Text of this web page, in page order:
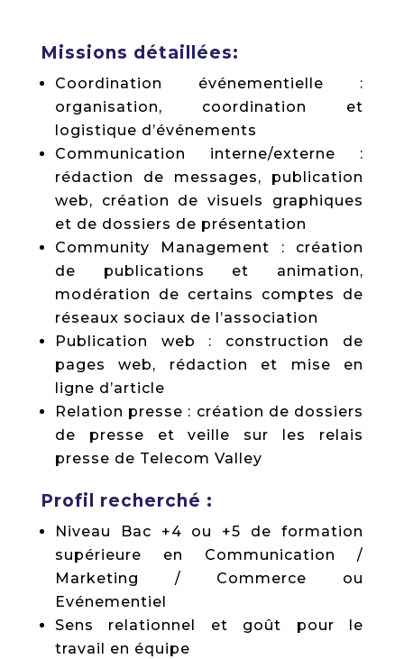
Missions détaillées:
Coordination événementielle :
organisation, coordination et
logistique d’événements
Communication interne/externe :
rédaction de messages, publication
web, création de visuels graphiques
et de dossiers de présentation
Community Management : création
de publications et animation,
modération de certains comptes de
réseaux sociaux de l’association
Publication web : construction de
pages web, rédaction et mise en
ligne d’article
Relation presse : création de dossiers
de presse et veille sur les relais
presse de Telecom Valley
Profil recherché :
Niveau Bac +4 ou +5 de formation
supérieure en Communication /
Marketing / Commerce ou
Evénementiel
Sens relationnel et goût pour le
travail en équipe